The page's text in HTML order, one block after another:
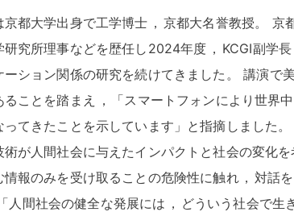
京都大学出身で工学博士 ， 京都大名誉教授。 京
研究所理事などを歴任し2024年度 ， KCGI副学長
ーション関係の研究を続けてきました 。 講演で
ことを踏まえ
， 「スマートフォンにより世界
ってきたことを示しています」と指摘しました 。
術が人間社会に与えたインパクトと社会の変化を
情報のみを受け取ることの危険性に触れ ， 対話
「人間社会の健全な発展には ， どういう社会で生